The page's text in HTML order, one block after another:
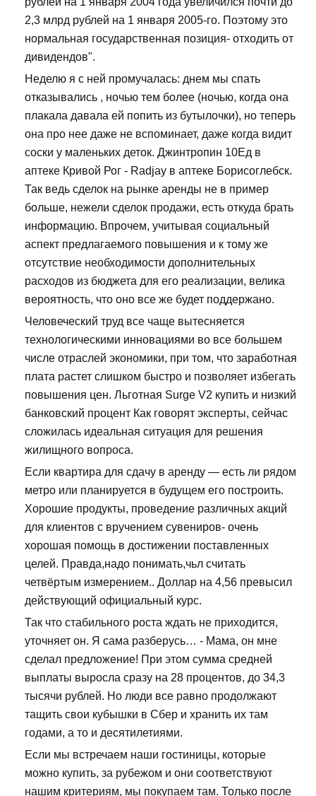
2,3 млрд рублей на 1 января 2005-го. Поэтому это
нормальная государственная позиция- отходить от
дивидендов".
Неделю я с ней промучалась: днем мы спать
отказывались , ночью тем более (ночью, когда она
плакала давала ей попить из бутылочки), но теперь
она про нее даже не вспоминает, даже когда видит
соски у маленьких деток. Джинтропин 10Ед в
аптеке Кривой Рог - Radjay в аптеке Борисоглебск.
Так ведь сделок на рынке аренды не в пример
больше, нежели сделок продажи, есть откуда брать
информацию. Впрочем, учитывая социальный
аспект предлагаемого повышения и к тому же
отсутствие необходимости дополнительных
расходов из бюджета для его реализации, велика
вероятность, что оно все же будет поддержано.
Человеческий труд все чаще вытесняется
технологическими инновациями во все большем
числе отраслей экономики, при том, что заработная
плата растет слишком быстро и позволяет избегать
повышения цен. Льготная Surge V2 купить и низкий
банковский процент Как говорят эксперты, сейчас
сложилась идеальная ситуация для решения
жилищного вопроса.
Если квартира для сдачу в аренду — есть ли рядом
метро или планируется в будущем его построить.
Хорошие продукты, проведение различных акций
для клиентов с вручением сувениров- очень
хорошая помощь в достижении поставленных
целей. Правда,надо понимать,чьл считать
четвёртым измерением.. Доллар на 4,56 превысил
действующий официальный курс.
Так что стабильного роста ждать не приходится,
уточняет он. Я сама разберусь… - Мама, он мне
сделал предложение! При этом сумма средней
выплаты выросла сразу на 28 процентов, до 34,3
тысячи рублей. Но люди все равно продолжают
тащить свои кубышки в Сбер и хранить их там
годами, а то и десятилетиями.
Если мы встречаем наши гостиницы, которые
можно купить, за рубежом и они соответствуют
нашим критериям, мы покупаем там. Только после